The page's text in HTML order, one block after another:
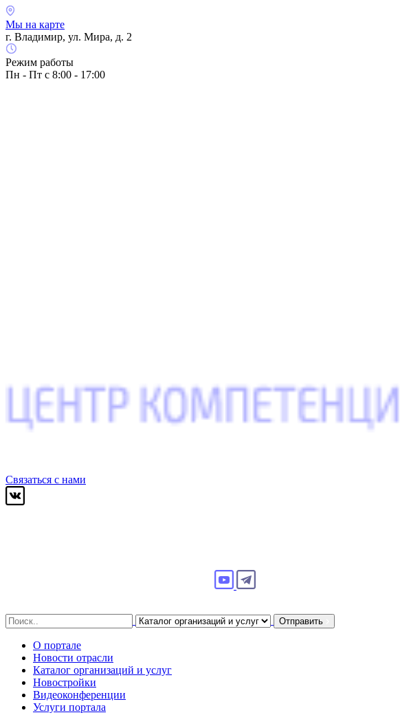
Мы на карте
г. Владимир, ул. Мира, д. 2
Режим работы
Пн - Пт с 8:00 - 17:00
Связаться с нами
Search
for:
Отправить
О портале
Новости отрасли
Каталог организаций и услуг
Новостройки
Видеоконференции
Услуги портала